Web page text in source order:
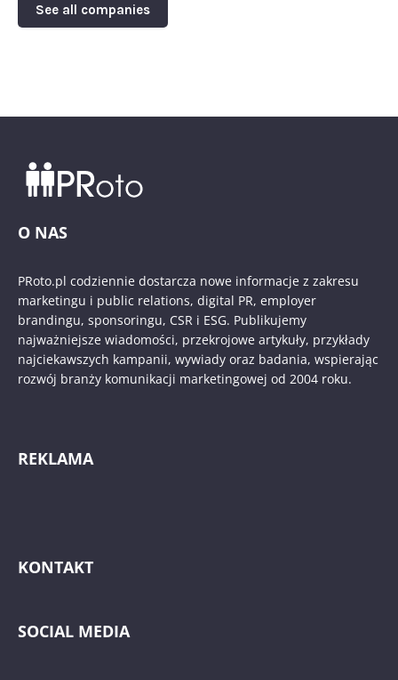
See all companies
O NAS
PRoto.pl codziennie dostarcza nowe informacje z zakresu
marketingu i public relations, digital PR, employer
brandingu, sponsoringu, CSR i ESG. Publikujemy
najważniejsze wiadomości, przekrojowe artykuły, przykłady
najciekawszych kampanii, wywiady oraz badania, wspierając
rozwój branży komunikacji marketingowej od 2004 roku.
REKLAMA
KONTAKT
SOCIAL MEDIA